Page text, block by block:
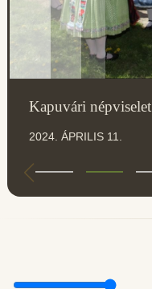
Kapuvári népviselet
2024. ÁPRILIS 11.